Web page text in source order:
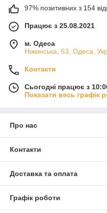
97% позитивних з 154
Працює з 25.08.2021
м. Одеса
Ніжинська, 53, Одеса,
Контакти
Сьогодні працює з
Показати весь графік
Про нас
Контакти
Доставка та оплата
Графік роботи